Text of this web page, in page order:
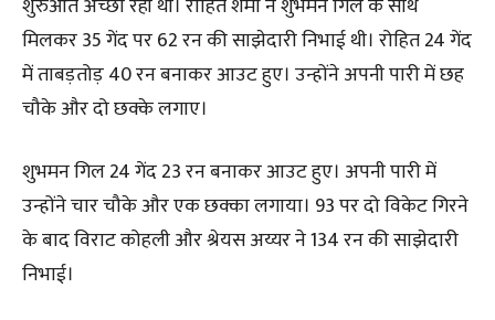
शुरुआत अच्छी रही थी। रोहित शर्मा ने शुभमन गिल के साथ
मिलकर 35 गेंद पर 62 रन की साझेदारी निभाई थी। रोहित 24 गेंद
में ताबड़तोड़ 40 रन बनाकर आउट हुए। उन्होंने अपनी पारी में छह
चौके और दो छक्के लगाए।
शुभमन गिल 24 गेंद 23 रन बनाकर आउट हुए। अपनी पारी में
उन्होंने चार चौके और एक छक्का लगाया। 93 पर दो विकेट गिरने
के बाद विराट कोहली और श्रेयस अय्यर ने 134 रन की साझेदारी
निभाई।